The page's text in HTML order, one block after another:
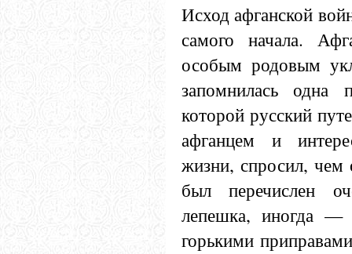
Исход афганской
самого начала.
особым родовым
запомнилась одна
которой русский
афганцем и
жизни, спросил, чем
был перечислен
лепешка, иногда —
горькими